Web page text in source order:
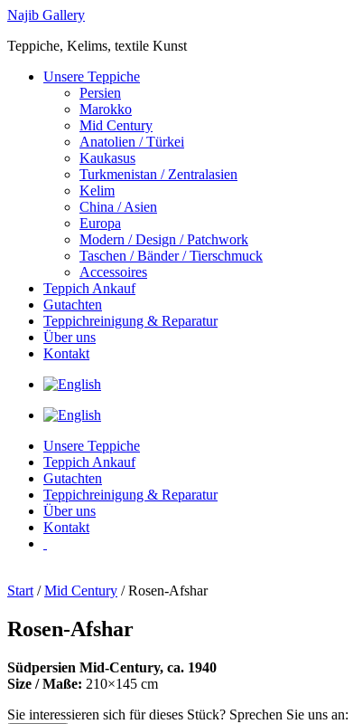
Zum
springen
Najib Gallery
Teppiche, Kelims, textile Kunst
Main
Unsere Teppiche
Persien
Marokko
Mid Century
Anatolien / Türkei
Kaukasus
Turkmenistan / Zentralasien
Kelim
China / Asien
Europa
Modern / Design / Patchwork
Taschen / Bänder / Tierschmuck
Accessoires
Teppich Ankauf
Gutachten
Teppichreinigung & Reparatur
Über uns
Kontakt
Unsere Teppiche
Teppich Ankauf
Gutachten
Teppichreinigung & Reparatur
Über uns
Kontakt
Start /Mid Century / Rosen-Afshar
Rosen-Afshar
Südpersien Mid-Century, ca. 1940
Size / Maße: 210×145 cm
Sie interessieren sich für dieses Stück? Sprechen Sie uns an: